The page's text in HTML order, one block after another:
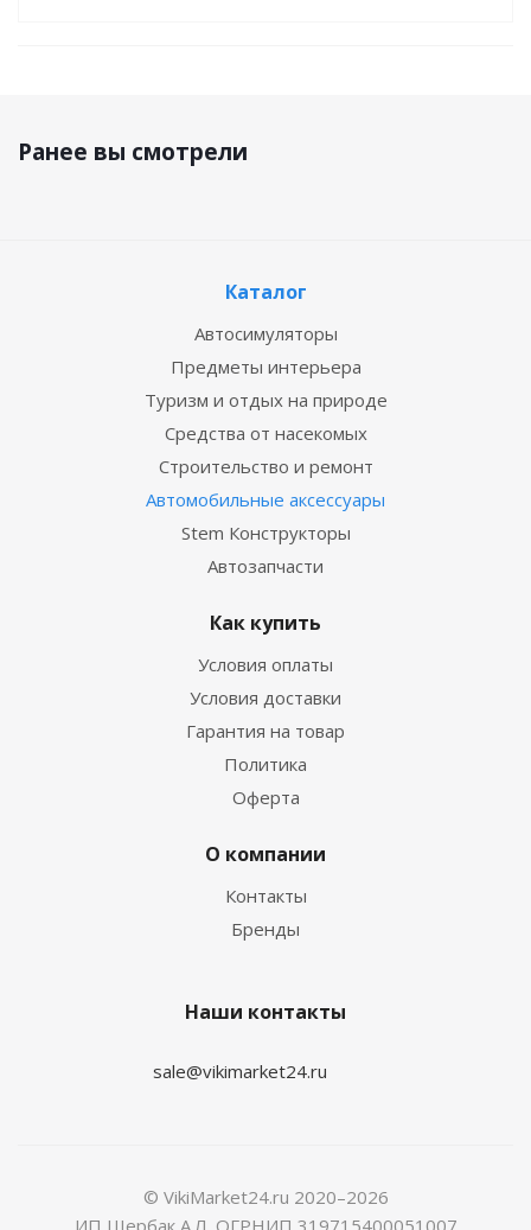
Ранее вы смотрели
Каталог
Автосимуляторы
Предметы интерьера
Туризм и отдых на природе
Средства от насекомых
Строительство и ремонт
Автомобильные аксессуары
Stem Конструкторы
Автозапчасти
Как купить
Условия оплаты
Условия доставки
Гарантия на товар
Политика
Оферта
О компании
Контакты
Бренды
Наши контакты
sale@vikimarket24.ru
© VikiMarket24.ru 2020–2026
ИП Щербак А.Л. ОГРНИП 319715400051007